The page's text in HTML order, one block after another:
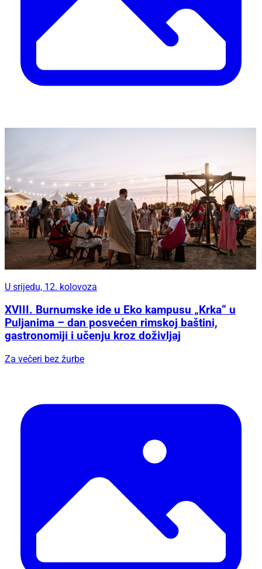
U srijedu, 12. kolovoza
XVIII. Burnumske ide u Eko kampusu „Krka“ u
Puljanima – dan posvećen rimskoj baštini,
gastronomiji i učenju kroz doživljaj
Za večeri bez žurbe